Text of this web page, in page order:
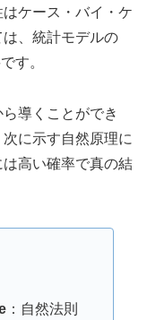
ケース・バイ・ケ
、統計モデルの
す。
導くことができ
に示す自然原理に
高い確率で真の結
：自然法則